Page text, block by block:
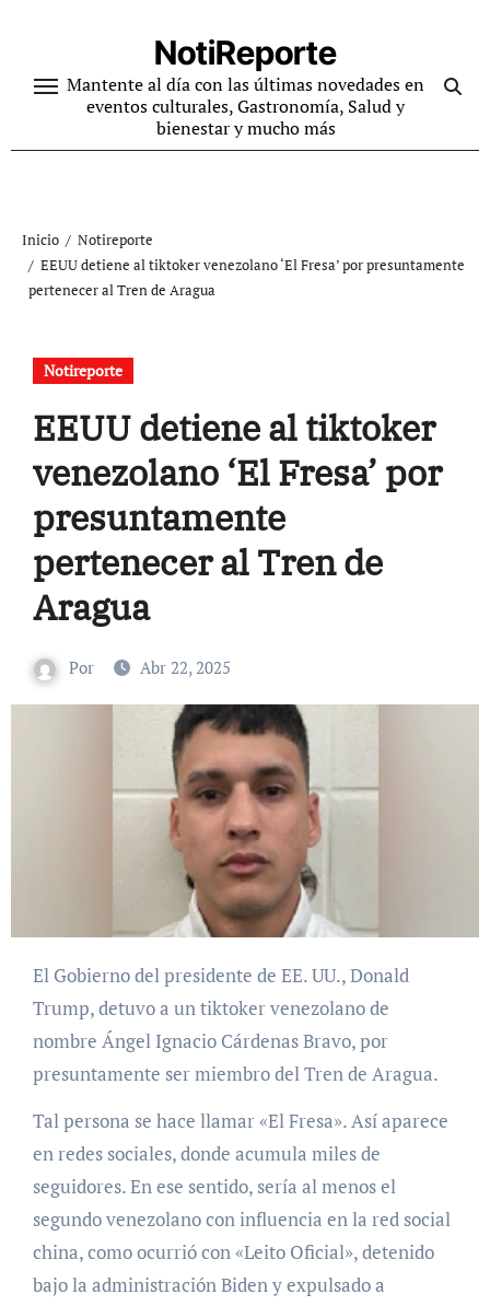
contenido
NotiReporte
Mantente al día con las últimas novedades en
eventos culturales, Gastronomía, Salud y
bienestar y mucho más
Inicio
Notireporte
EEUU detiene al tiktoker venezolano ‘El Fresa’ por presuntamente
pertenecer al Tren de Aragua
Notireporte
EEUU detiene al tiktoker
venezolano ‘El Fresa’ por
presuntamente
pertenecer al Tren de
Aragua
Por Abr 22, 2025
El Gobierno del presidente de EE. UU., Donald
Trump, detuvo a un tiktoker venezolano de
nombre Ángel Ignacio Cárdenas Bravo, por
presuntamente ser miembro del Tren de Aragua.
Tal persona se hace llamar «El Fresa». Así aparece
en redes sociales, donde acumula miles de
seguidores. En ese sentido, sería al menos el
segundo venezolano con influencia en la red social
china, como ocurrió con «Leito Oficial», detenido
bajo la administración Biden y expulsado a